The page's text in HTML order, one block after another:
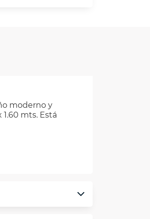
moderno y
mts. Está